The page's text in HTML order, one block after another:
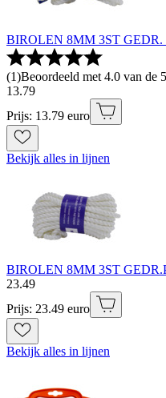
BIROLEN 8MM 3ST GEDR.
(1)Beoordeeld met 4.0 van de
13.79
Prijs: 13.79 euro
Bekijk alles in lijnen
BIROLEN 8MM 3ST
23.49
Prijs: 23.49 euro
Bekijk alles in lijnen